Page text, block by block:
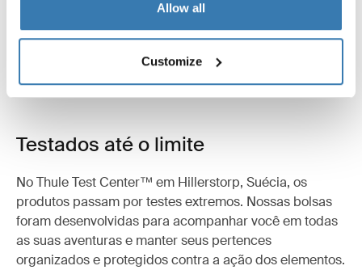
Allow all
Customize
Toggle techspec
Especificações técnicas
Testados até o limite
No Thule Test Center™ em Hillerstorp, Suécia, os
produtos passam por testes extremos. Nossas bolsas
foram desenvolvidas para acompanhar você em todas
as suas aventuras e manter seus pertences
organizados e protegidos contra a ação dos elementos.